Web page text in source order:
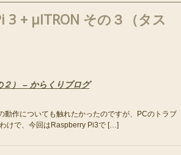
3 + μITRON その３（タス
） – からくりブログ
作についても触れたかったのですが、PCのトラブ
けで、今回はRaspberry Pi3で […]